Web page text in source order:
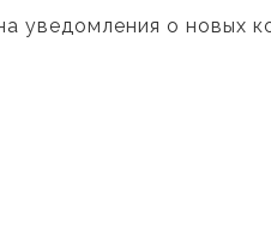
уведомления о новых